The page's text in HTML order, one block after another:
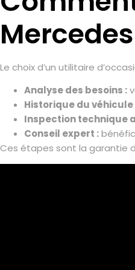
Le choix d’un utilitaire
Analyse des besoins :
Historique du véhicule
Inspection technique
Conseil expert :
Ces étapes sont la garantie